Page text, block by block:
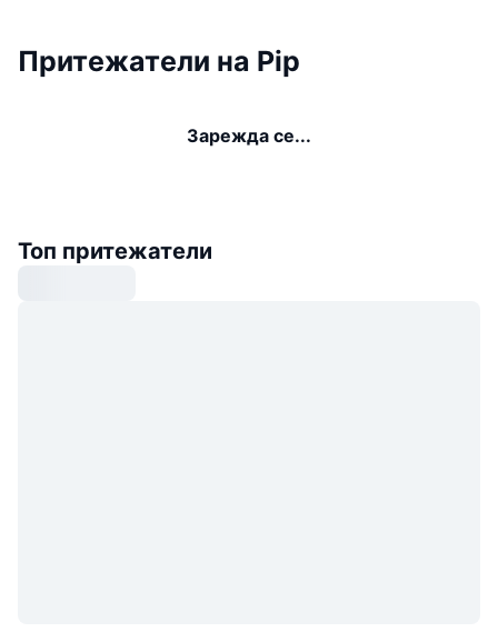
Притежатели на Pip
Зарежда се...
Топ притежатели